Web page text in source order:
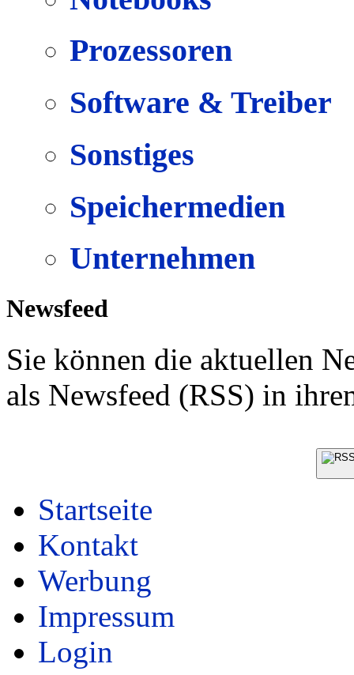
Prozessoren
Software & Treiber
Sonstiges
Speichermedien
Unternehmen
Newsfeed
Sie können die aktuellen
als Newsfeed (RSS) in
Startseite
Kontakt
Werbung
Impressum
Login